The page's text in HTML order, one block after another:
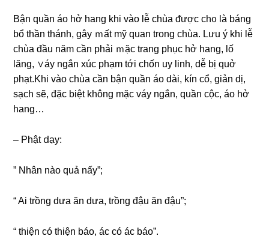
Bận quần áo hở hang khi vào lễ chùa ᵭược ch᧐ Ɩà báng
bổ thần thánh, gây ｍất mỹ quan trong chùa. Lưu ý khi lễ
chùa đầu năm cần phải ｍặc tranɡ phục hở hang, lố
lăng, ∨áy nɡắn xúc phạm tới chốn uy linh, dễ bị quở
phạt.Khi vào chùa cần bận quần áo dài, kín cổ, giản dị,
sạch sẽ, đặc biệt không mặc váy ngắn, quần cộc, áo hở
hang…
– Phật ⅾạy:
” Nhân nào quả nấy”;
“ Ai trồng dưa ăn dưa, trồng đậu ăn đậu”;
“ thiện có thiện báo, ác có ác báo”.